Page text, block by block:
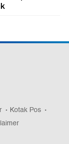
Kotak Pos